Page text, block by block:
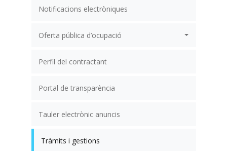
Notificacions electròniques
Oferta pública d’ocupació
Perfil del contractant
Portal de transparència
Tauler electrònic anuncis
Tràmits i gestions